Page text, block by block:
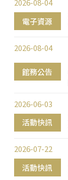
電子資源
2026-08-04
館務公告
2026-08-04
活動快訊
2026-06-03
活動快訊
2026-07-22